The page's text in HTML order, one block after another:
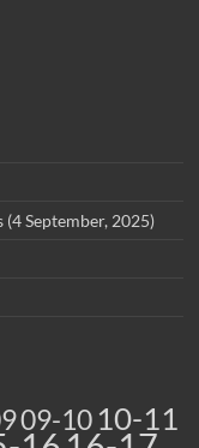
(4 September, 2025)
09-10 10-11